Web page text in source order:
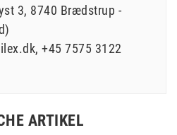
3 8740 Brædstrup
+45 7575 3122
ARTIKEL